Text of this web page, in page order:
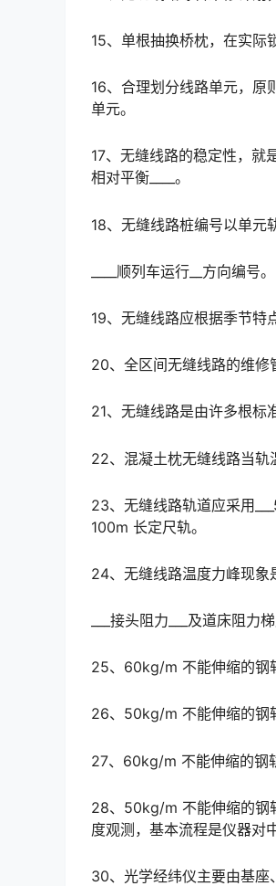
15、单根抽换桥枕，在实
16、合理划分线路单元，原
单元。
17、无缝线路的稳定性，就
相对平衡____。
18、无缝线路桩编号以单元
____顺列车运行__方向编号。
19、无缝线路应根据季节特
20、全区间无缝线路的维修
21、无缝线路是由许多根标
22、混凝土枕无缝线路当轨
23、无缝线路轨道应采用
100m 长定尺轨。
24、无缝线路温度力峰现
___接头阻力___及道床阻力
25、60kg/m 不能伸缩的钢
26、50kg/m 不能伸缩的钢
27、60kg/m 不能伸缩的钢
28、50kg/m 不能伸缩的钢
度观测，基本流程是仪器对
30、光学经纬仪主要由基座